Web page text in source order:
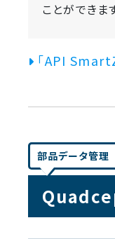
ことができま
「API
部品データ管理